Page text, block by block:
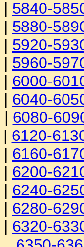
| 5840-
| 5880-
| 5920-
| 5960-
| 6000-
| 6040-
| 6080-
| 6120-
| 6160-
| 6200-
| 6240-
| 6280-
| 6320-